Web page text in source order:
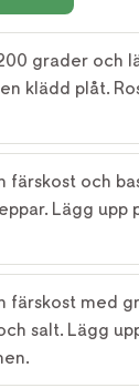
grader och
klädd plåt.
färskost och
Lägg upp
färskost med
salt. Lägg